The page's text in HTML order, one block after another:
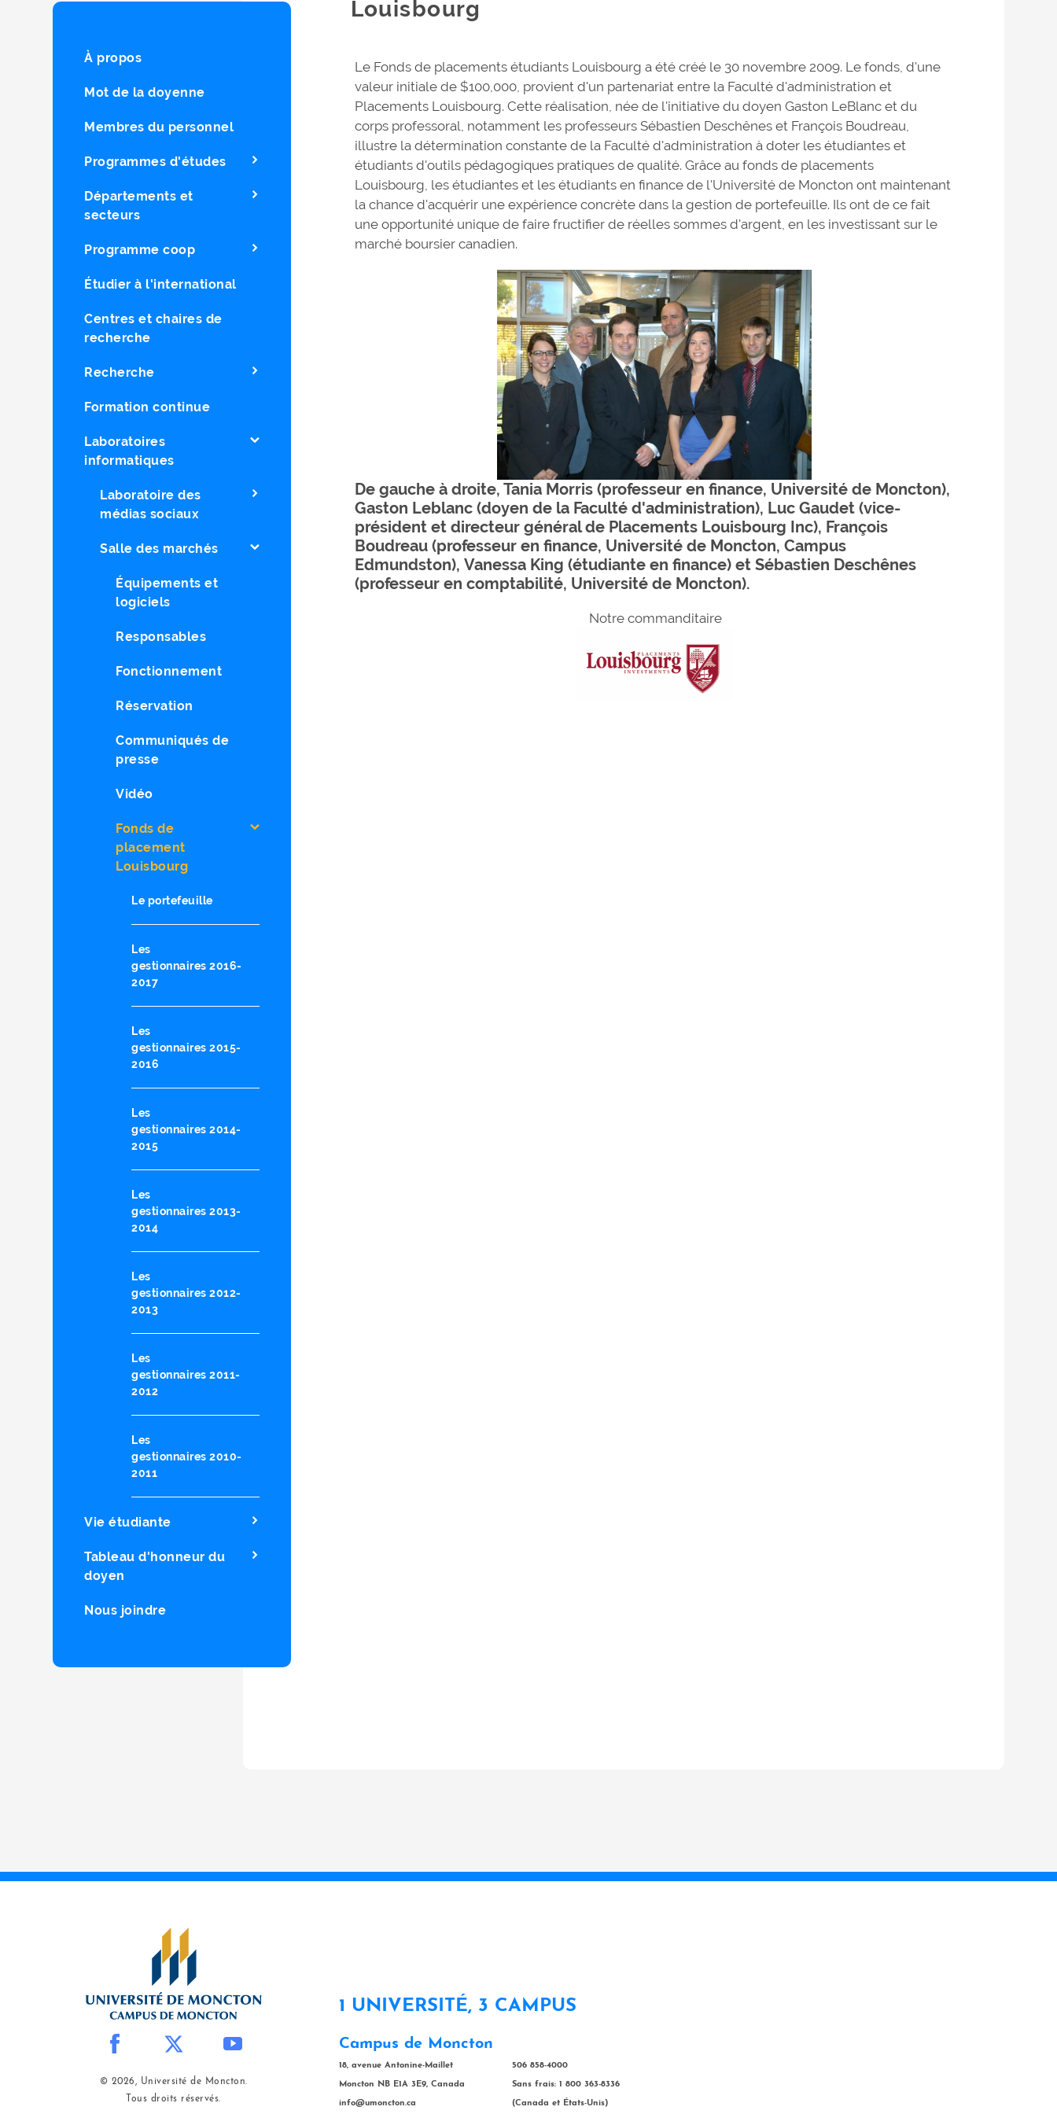
À propos
Mot de la doyenne
Membres du personnel
Programmes d'études
Départements et
secteurs
Programme coop
Étudier à l'international
Centres et chaires de
recherche
Recherche
Formation continue
Laboratoires
informatiques
Laboratoire des
médias sociaux
Salle des marchés
Équipements et
logiciels
Responsables
Fonctionnement
Réservation
Communiqués de
presse
Vidéo
Fonds de
placement
Louisbourg
Le portefeuille
Les
gestionnaires 2016-
2017
Les
gestionnaires 2015-
2016
Les
gestionnaires 2014-
2015
Les
gestionnaires 2013-
2014
Les
gestionnaires 2012-
2013
Les
gestionnaires 2011-
2012
Les
gestionnaires 2010-
2011
Vie étudiante
Tableau d'honneur du
doyen
Nous joindre
Louisbourg
Le Fonds de placements étudiants Louisbourg a été créé le 30 novembre 2009. Le fonds, d'une
valeur initiale de $100,000, provient d'un partenariat entre la Faculté d'administration et
Placements Louisbourg. Cette réalisation, née de l'initiative du doyen Gaston LeBlanc et du
corps professoral, notamment les professeurs Sébastien Deschênes et François Boudreau,
illustre la détermination constante de la Faculté d'administration à doter les étudiantes et
étudiants d'outils pédagogiques pratiques de qualité. Grâce au fonds de placements
Louisbourg, les étudiantes et les étudiants en finance de l'Université de Moncton ont maintenant
la chance d'acquérir une expérience concrète dans la gestion de portefeuille. Ils ont de ce fait
une opportunité unique de faire fructifier de réelles sommes d'argent, en les investissant sur le
marché boursier canadien.
De gauche à droite, Tania Morris (professeur en finance, Université de Moncton),
Gaston Leblanc (doyen de la Faculté d'administration), Luc Gaudet (vice-
président et directeur général de Placements Louisbourg Inc), François
Boudreau (professeur en finance, Université de Moncton, Campus
Edmundston), Vanessa King (étudiante en finance) et Sébastien Deschênes
(professeur en comptabilité, Université de Moncton).
Notre commanditaire
© 2026, Université de Moncton.
Tous droits réservés.
1 UNIVERSITÉ, 3 CAMPUS
Campus de Moncton
18, avenue Antonine-Maillet
Moncton NB E1A 3E9, Canada
info@umoncton.ca
506 858-4000
Sans frais: 1 800 363-8336
(Canada et États-Unis)